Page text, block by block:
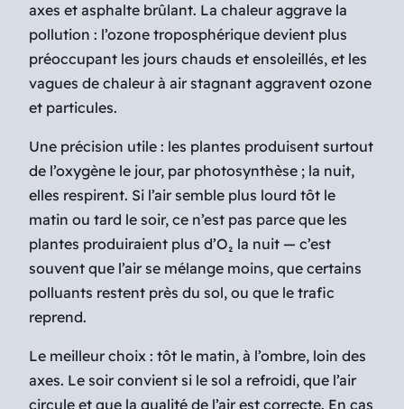
axes et asphalte brûlant. La chaleur aggrave la
pollution : l’ozone troposphérique devient plus
préoccupant les jours chauds et ensoleillés, et les
vagues de chaleur à air stagnant aggravent ozone
et particules.
Une précision utile : les plantes produisent surtout
de l’oxygène le jour, par photosynthèse ; la nuit,
elles respirent. Si l’air semble plus lourd tôt le
matin ou tard le soir, ce n’est pas parce que les
plantes produiraient plus d’O₂ la nuit — c’est
souvent que l’air se mélange moins, que certains
polluants restent près du sol, ou que le trafic
reprend.
Le meilleur choix : tôt le matin, à l’ombre, loin des
axes. Le soir convient si le sol a refroidi, que l’air
circule et que la qualité de l’air est correcte. En cas